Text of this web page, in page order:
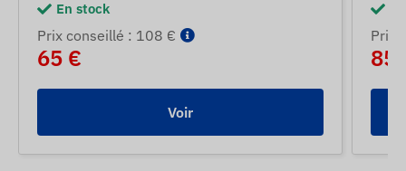
En stock
Prix ​​conseillé : 108 €
65 €
Voir
Prix
85